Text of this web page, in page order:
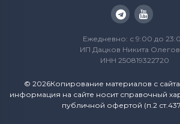
© 2026Копирование материалов с
информация на сайте носит справочный
публичной офертой (п.2
Ежедневно: с 9:00 до
ИП Дацков Никита
ИНН 250819322720